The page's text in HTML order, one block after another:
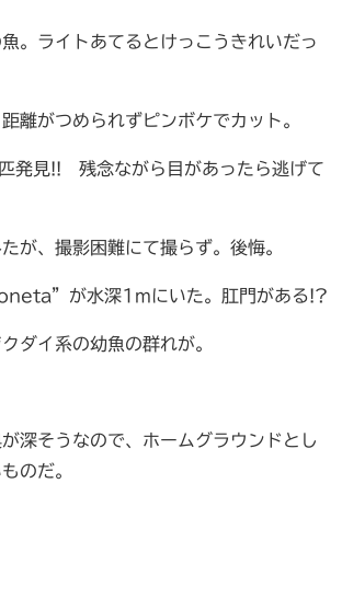
。ライトあてるとけっこうきれいだっ
離がつめられずピンボケでカット。
発見!! 残念ながら目があったら逃げて
が、撮影困難にて撮らず。後悔。
が水深1mにいた。肛門がある!?
ダイ系の幼魚の群れが。
深そうなので、ホームグラウンドとし
のだ。